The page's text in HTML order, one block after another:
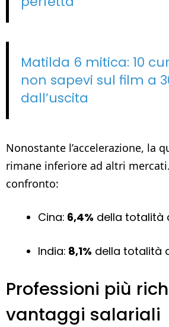
Matilda 6 mitica: 10
non sapevi sul film a
dall’uscita
Nonostante l’accelerazione, la
rimane inferiore ad altri
confronto:
Cina: 6,4% della totalità
India: 8,1% della totalità
Professioni più
vantaggi salariali